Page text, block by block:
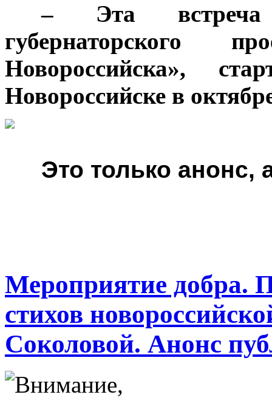
***– Эта встреча
губернаторского
Новороссийска»,
Новороссийске в
Это только анонс,
Мероприятие добра.
стихов
Соколовой. Анонс